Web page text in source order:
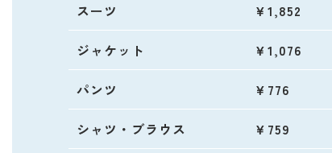
スーツ ￥1,852
ジャケット ￥1,076
パンツ ￥776
シャツ・ブラウス ￥759